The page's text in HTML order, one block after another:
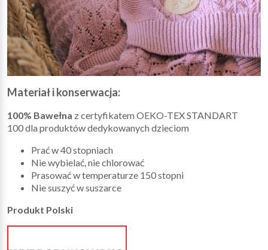
Materiał i konserwacja:
100% Bawełna z certyfikatem OEKO-TEX STANDART
100 dla produktów dedykowanych dzieciom
Prać w 40 stopniach
Nie wybielać, nie chlorować
Prasować w temperaturze 150 stopni
Nie suszyć w suszarce
Produkt Polski